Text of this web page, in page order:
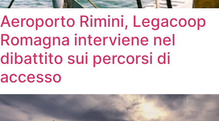
Aeroporto Rimini, Legacoop
Romagna interviene nel
dibattito sui percorsi di
accesso